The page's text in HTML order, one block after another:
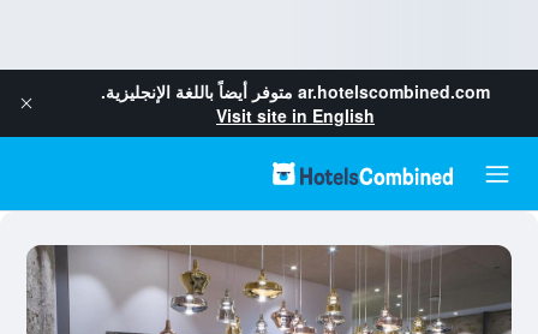
ar.hotelscombined.com متوفر أيضاً باللغة الإنجليزية.
Visit site in English